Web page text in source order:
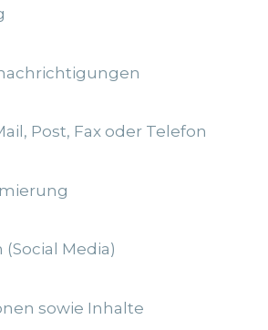
Post, Fax oder Telefon
Media)
sowie Inhalte